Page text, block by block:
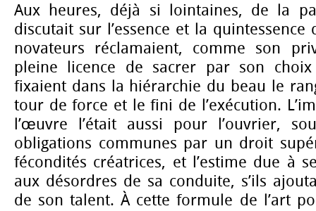
Aux heures, déjà si lointaines, de la
discutait sur l’essence et la quintessence
novateurs réclamaient, comme son
pleine licence de sacrer par son
fixaient dans la hiérarchie du beau le
tour de force et le fini de l’exécution.
l’œuvre l’était aussi pour l’ouvrier,
obligations communes par un droit
fécondités créatrices, et l’estime due à
aux désordres de sa conduite, s’ils
de son talent. À cette formule de l’art